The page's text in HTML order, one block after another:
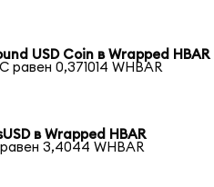
USD Coin в Wrapped HBAR
равен 0,371014 WHBAR
в Wrapped HBAR
равен 3,4044 WHBAR